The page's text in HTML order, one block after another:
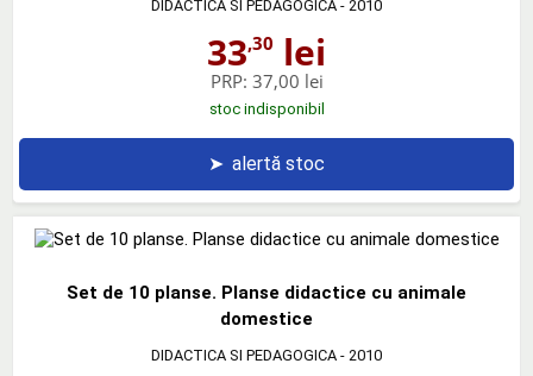
DIDACTICA SI PEDAGOGICA - 2010
33,30 lei
PRP: 37,00 lei
stoc indisponibil
➤ alertă stoc
Set de 10 planse. Planse didactice cu animale
domestice
DIDACTICA SI PEDAGOGICA - 2010